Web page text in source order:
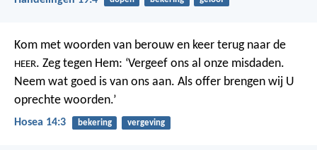
Kom met woorden van berouw en keer terug naar de
HEER. Zeg tegen Hem: ‘Vergeef ons al onze misdaden.
Neem wat goed is van ons aan. Als offer brengen wij U
oprechte woorden.’
Hosea 14:3 bekering vergeving